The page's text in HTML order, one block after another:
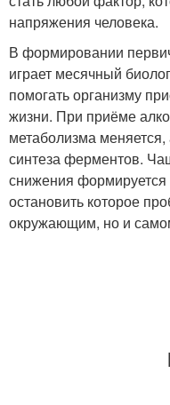
напряжения человека.
В формировании
играет месячный
помогать организму
жизни. При приёме
метаболизма
синтеза ферментов.
снижения
остановить которое
окружающим, но и